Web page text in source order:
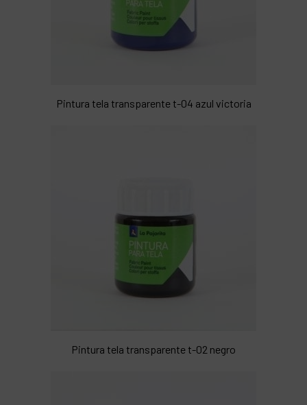
Pintura tela transparente t-04 azul victoria
Pintura tela transparente t-02 negro